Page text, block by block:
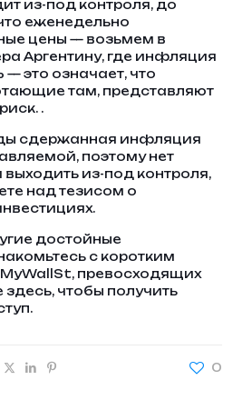
из-под контроля, до
еженедельно
цены — возьмем в
Аргентину, где инфляция
это означает, что
там, представляют
.
сдержанная инфляция
поэтому нет
из-под контроля,
над тезисом о
достойные
с коротким
превосходящих
чтобы получить
0